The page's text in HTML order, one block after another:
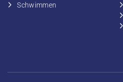
​​Schwimmen